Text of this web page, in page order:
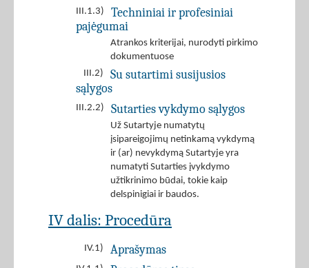
III.1.3)
Techniniai ir profesiniai
pajėgumai
Atrankos kriterijai, nurodyti pirkimo
dokumentuose
III.2)
Su sutartimi susijusios
sąlygos
III.2.2) Sutarties vykdymo sąlygos
Už Sutartyje numatytų
įsipareigojimų netinkamą vykdymą
ir (ar) nevykdymą Sutartyje yra
numatyti Sutarties įvykdymo
užtikrinimo būdai, tokie kaip
delspinigiai ir baudos.
IV dalis: Procedūra
IV.1) Aprašymas